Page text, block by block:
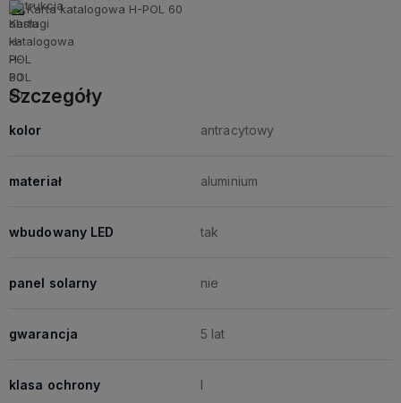
Karta katalogowa H-POL 60
Szczegóły
kolor antracytowy
materiał aluminium
wbudowany LED tak
panel solarny nie
gwarancja 5 lat
klasa ochrony I